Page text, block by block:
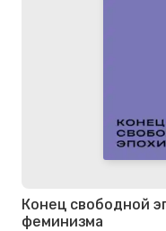
Конец свободной
феминизма